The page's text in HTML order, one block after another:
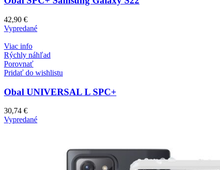
42,90 €
Vypredané
Viac info
Rýchly náhľad
Porovnať
Pridať do wishlistu
Obal UNIVERSAL L SPC+
30,74 €
Vypredané